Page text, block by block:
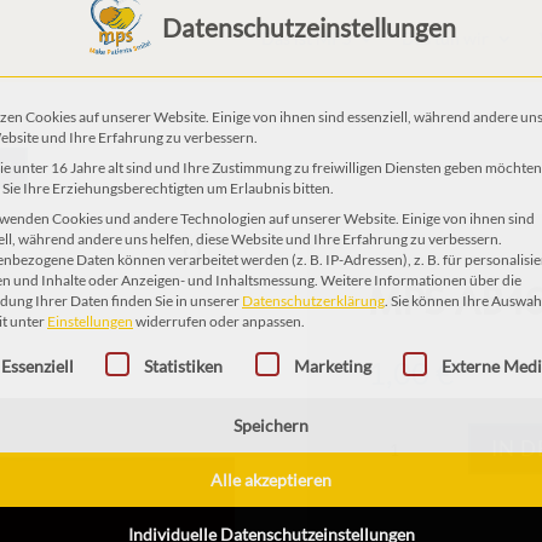
Das ist MPS Das tun wir
MPS
1,00 €
AB46
IN
Datenschutzeinstellungen
Cookies auf unserer Website. Einige von ihnen sind essenziell, während andere uns
und Ihre Erfahrung zu verbessern.
unter 16 Jahre alt sind und Ihre Zustimmung zu freiwilligen Diensten geben möchten,
Sie Ihre Erziehungsberechtigten um Erlaubnis bitten.
Cookies und andere Technologien auf unserer Website. Einige von ihnen sind
während andere uns helfen, diese Website und Ihre Erfahrung zu verbessern.
Daten können verarbeitet werden (z. B. IP-Adressen), z. B. für
und Inhalte oder Anzeigen- und Inhaltsmessung.
Ihrer Daten finden Sie in unserer
Datenschutzerklärung
Sie können Ihre Auswahl
unterEinstellungen widerrufen oder anpassen.
Marketing
Speichern
Alle akzeptieren